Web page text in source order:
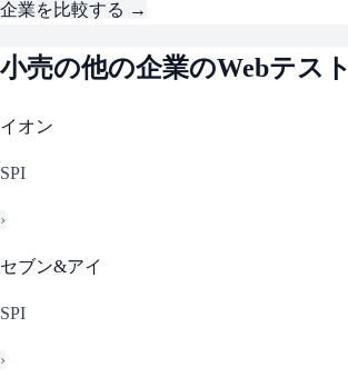
企業を比較する →
小売の他の企業のWebテスト
イオン
SPI
›
セブン&アイ
SPI
›